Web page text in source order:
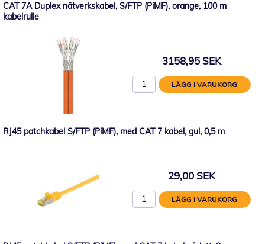
CAT 7A Duplex nätverkskabel, S/FTP (PiMF), orange, 100 m
kabelrulle
3158,95 SEK
LÄGG I VARUKORG
RJ45 patchkabel S/FTP (PiMF), med CAT 7 kabel, gul, 0,5 m
29,00 SEK
LÄGG I VARUKORG